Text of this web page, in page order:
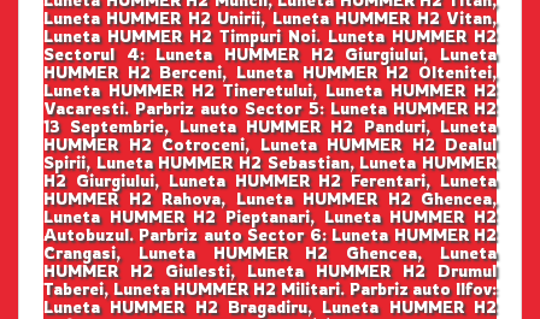
Luneta HUMMER H2 Unirii, Luneta HUMMER H2 Vitan,
Luneta HUMMER H2 Timpuri Noi. Luneta HUMMER H2
Sectorul 4: Luneta HUMMER H2 Giurgiului, Luneta
HUMMER H2 Berceni, Luneta HUMMER H2 Oltenitei,
Luneta HUMMER H2 Tineretului, Luneta HUMMER H2
Vacaresti. Parbriz auto Sector 5: Luneta HUMMER H2
13 Septembrie, Luneta HUMMER H2 Panduri, Luneta
HUMMER H2 Cotroceni, Luneta HUMMER H2 Dealul
Spirii, Luneta HUMMER H2 Sebastian, Luneta HUMMER
H2 Giurgiului, Luneta HUMMER H2 Ferentari, Luneta
HUMMER H2 Rahova, Luneta HUMMER H2 Ghencea,
Luneta HUMMER H2 Pieptanari, Luneta HUMMER H2
Autobuzul. Parbriz auto Sector 6: Luneta HUMMER H2
Crangasi, Luneta HUMMER H2 Ghencea, Luneta
HUMMER H2 Giulesti, Luneta HUMMER H2 Drumul
Taberei, Luneta HUMMER H2 Militari. Parbriz auto Ilfov:
Luneta HUMMER H2 Bragadiru, Luneta HUMMER H2